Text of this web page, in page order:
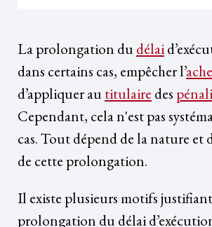
La prolongation dudélai
dans certains cas, empêcher l’
d’appliquer autitulaire des
Cependant, cela n'est pas
cas. Tout dépend de la nature et
de cette prolongation.
Il existe plusieurs motifs
prolongation du délai